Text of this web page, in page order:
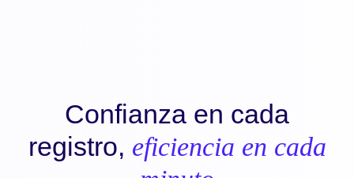
Confianza en cada
registro, eficiencia en cada